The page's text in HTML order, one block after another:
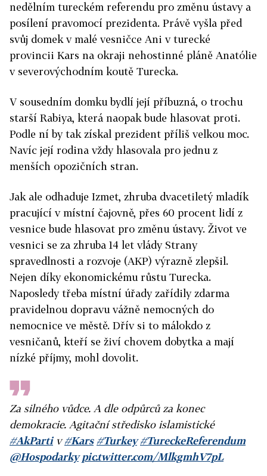
nedělním tureckém referendu pro změnu ústavy a
posílení pravomocí prezidenta. Právě vyšla před
svůj domek v malé vesničce Ani v turecké
provincii Kars na okraji nehostinné pláně Anatólie
v severovýchodním koutě Turecka.
V sousedním domku bydlí její příbuzná, o trochu
starší Rabiya, která naopak bude hlasovat proti.
Podle ní by tak získal prezident příliš velkou moc.
Navíc její rodina vždy hlasovala pro jednu z
menších opozičních stran.
Jak ale odhaduje Izmet, zhruba dvacetiletý mladík
pracující v místní čajovně, přes 60 procent lidí z
vesnice bude hlasovat pro změnu ústavy. Život ve
vesnici se za zhruba 14 let vlády Strany
spravedlnosti a rozvoje (AKP) výrazně zlepšil.
Nejen díky ekonomickému růstu Turecka.
Naposledy třeba místní úřady zařídily zdarma
pravidelnou dopravu vážně nemocných do
nemocnice ve městě. Dřív si to málokdo z
vesničanů, kteří se živí chovem dobytka a mají
nízké příjmy, mohl dovolit.
Za silného vůdce. A dle odpůrců za konec
demokracie. Agitační středisko islamistické
#AkPartiv#Kars #Turkey #TureckeReferendum
@Hospodarky pic.twitter.com/MlkgmhV7pL